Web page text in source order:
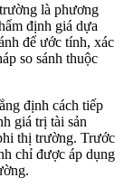
là phương
định giá dựa
để ước tính, xác
so sánh thuộc
định cách tiếp
giá trị tài sản
thị trường. Trước
chỉ được áp dụng